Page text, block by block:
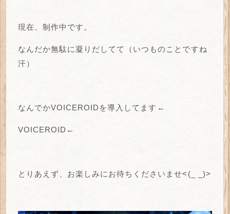
現在、制作中です。
なんだか無駄に凝りだしてて（いつものことですね
汗）
なんでかVOICEROIDを導入してます←
VOICEROID←
とりあえず、お楽しみにお待ちくださいませ<(_ _)>